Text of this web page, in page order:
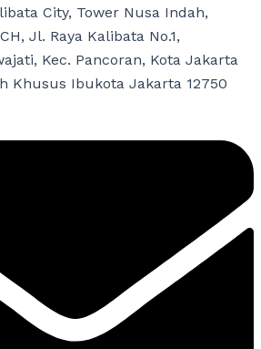
City, Tower Nusa Indah,
Jl. Raya Kalibata No.1,
Kec. Pancoran, Kota Jakarta
Khusus Ibukota Jakarta 12750